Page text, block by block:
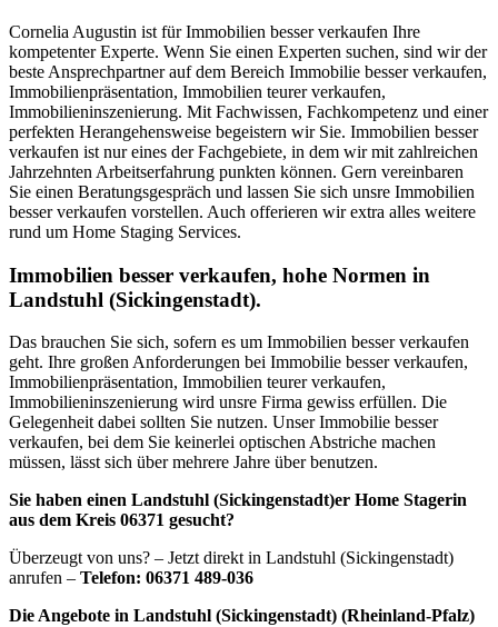
Cornelia Augustin ist für Immobilien besser verkaufen Ihre
kompetenter Experte. Wenn Sie einen Experten suchen, sind wir der
beste Ansprechpartner auf dem Bereich Immobilie besser verkaufen,
Immobilienpräsentation, Immobilien teurer verkaufen,
Immobilieninszenierung. Mit Fachwissen, Fachkompetenz und einer
perfekten Herangehensweise begeistern wir Sie. Immobilien besser
verkaufen ist nur eines der Fachgebiete, in dem wir mit zahlreichen
Jahrzehnten Arbeitserfahrung punkten können. Gern vereinbaren
Sie einen Beratungsgespräch und lassen Sie sich unsre Immobilien
besser verkaufen vorstellen. Auch offerieren wir extra alles weitere
rund um Home Staging Services.
Immobilien besser verkaufen, hohe Normen in
Landstuhl (Sickingenstadt).
Das brauchen Sie sich, sofern es um Immobilien besser verkaufen
geht. Ihre großen Anforderungen bei Immobilie besser verkaufen,
Immobilienpräsentation, Immobilien teurer verkaufen,
Immobilieninszenierung wird unsre Firma gewiss erfüllen. Die
Gelegenheit dabei sollten Sie nutzen. Unser Immobilie besser
verkaufen, bei dem Sie keinerlei optischen Abstriche machen
müssen, lässt sich über mehrere Jahre über benutzen.
Sie haben einen Landstuhl (Sickingenstadt)er Home Stagerin
aus dem Kreis 06371 gesucht?
Überzeugt von uns? – Jetzt direkt in Landstuhl (Sickingenstadt)
anrufen – Telefon: 06371 489-036
Die Angebote in Landstuhl (Sickingenstadt) (Rheinland-Pfalz)